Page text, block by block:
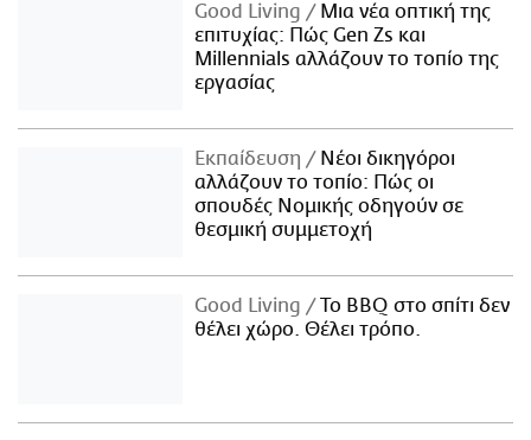
Good Living
Μια νέα οπτική της
επιτυχίας: Πώς Gen Zs και
Millennials αλλάζουν το τοπίο της
εργασίας
Εκπαίδευση
Νέοι δικηγόροι
αλλάζουν το τοπίο: Πώς οι
σπουδές Νομικής οδηγούν σε
θεσμική συμμετοχή
Good Living
Το BBQ στο σπίτι δεν
θέλει χώρο. Θέλει τρόπο.